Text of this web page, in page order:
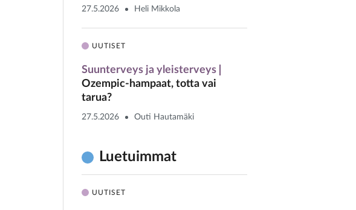
27.5.2026 Heli Mikkola
UUTISET
Suunterveys ja yleisterveys
Ozempic-hampaat, totta vai
tarua?
27.5.2026 Outi Hautamäki
Luetuimmat
UUTISET